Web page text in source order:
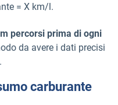
= X km/l.
percorsi prima di ogni
da avere i dati precisi
carburante